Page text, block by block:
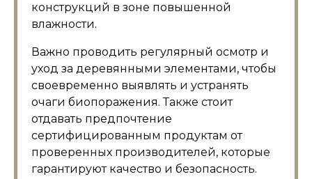
конструкций в зоне повышенной
влажности.
Важно проводить регулярный осмотр и
уход за деревянными элементами, чтобы
своевременно выявлять и устранять
очаги биопоражения. Также стоит
отдавать предпочтение
сертифицированным продуктам от
проверенных производителей, которые
гарантируют качество и безопасность.